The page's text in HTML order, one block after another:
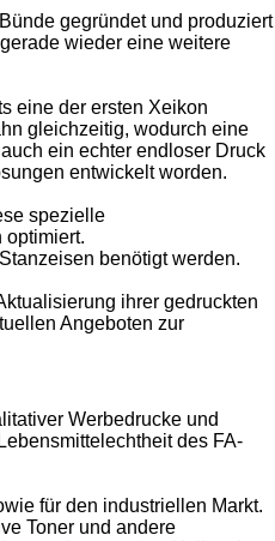
gegründet und produziert
wieder eine weitere
eine der ersten Xeikon
gleichzeitig, wodurch eine
ein echter endloser Druck
entwickelt worden.
spezielle
optimiert.
benötigt werden.
ihrer gedruckten
Angeboten zur
Werbedrucke und
des FA-
für den industriellen Markt.
Toner und andere